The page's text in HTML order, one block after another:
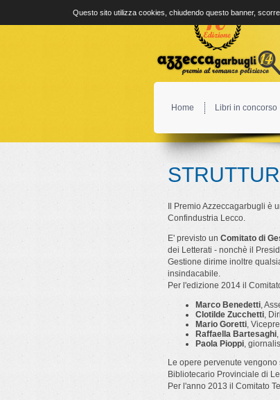
Home Libri in concorso
Il Premio Azzeccagarbugli
Confindustria Lecco.
E' previsto un Comitato di
dei Letterati - nonchè il
Gestione dirime inoltre
insindacabile.
Per l'edizione 2014 il
Marco Benedetti,
Clotilde Zucchetti,
Mario Goretti,
Raffaella Bartesaghi
Paola Pioppi,
Le opere pervenute vengono
Bibliotecario Provinciale di
Per l'anno 2013 il Comitato
Questo sito utilizza cookies, chiudendo questo banner,